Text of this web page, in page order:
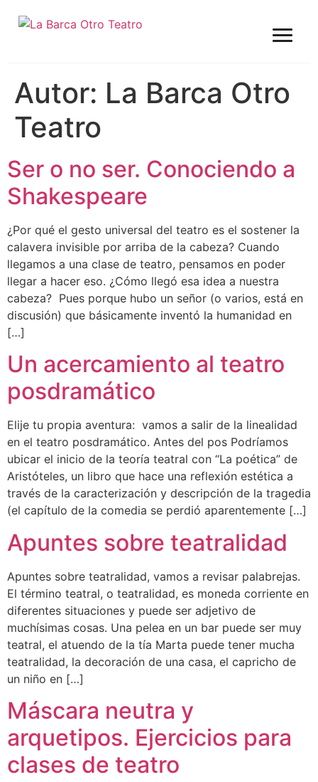
Autor: La Barca Otro
Teatro
Ser o no ser. Conociendo a
Shakespeare
¿Por qué el gesto universal del teatro es el sostener la
calavera invisible por arriba de la cabeza? Cuando
llegamos a una clase de teatro, pensamos en poder
llegar a hacer eso. ¿Cómo llegó esa idea a nuestra
cabeza? Pues porque hubo un señor (o varios, está en
discusión) que básicamente inventó la humanidad en
[…]
Un acercamiento al teatro
posdramático
Elije tu propia aventura: vamos a salir de la linealidad
en el teatro posdramático. Antes del pos Podríamos
ubicar el inicio de la teoría teatral con “La poética” de
Aristóteles, un libro que hace una reflexión estética a
través de la caracterización y descripción de la tragedia
(el capítulo de la comedia se perdió aparentemente […]
Apuntes sobre teatralidad
Apuntes sobre teatralidad, vamos a revisar palabrejas.
El término teatral, o teatralidad, es moneda corriente en
diferentes situaciones y puede ser adjetivo de
muchísimas cosas. Una pelea en un bar puede ser muy
teatral, el atuendo de la tía Marta puede tener mucha
teatralidad, la decoración de una casa, el capricho de
un niño en […]
Máscara neutra y
arquetipos. Ejercicios para
clases de teatro